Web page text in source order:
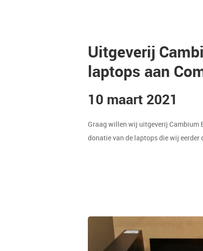
Uitgeverij
laptops aan
10 maart 2021
Graag willen wij uitgeverij Cambium
donatie van de laptops die wij eerder